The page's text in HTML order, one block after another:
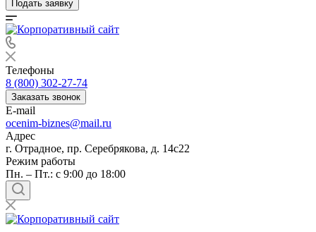
Подать заявку
Телефоны
8 (800) 302-27-74
Заказать звонок
E-mail
ocenim-biznes@mail.ru
Адрес
г. Отрадное, пр. Серебрякова, д. 14с22
Режим работы
Пн. – Пт.: с 9:00 до 18:00